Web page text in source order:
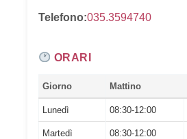
Telefono:035.3594740
ORARI
Giorno Mattino
Lunedì 08:30-12:00
Martedì 08:30-12:00